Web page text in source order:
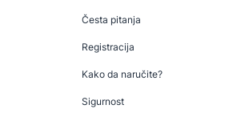
Česta pitanja
Registracija
Kako da naručite?
Sigurnost